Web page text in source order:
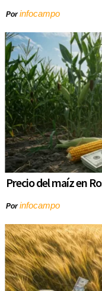
Porinfocampo
Precio del maíz en
Porinfocampo